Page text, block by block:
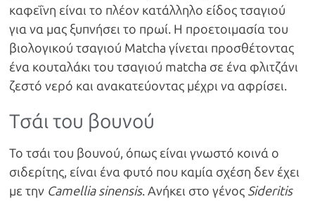
καφεΐνη είναι το πλέον κατάλληλο είδος τσαγιού
για να μας ξυπνήσει το πρωί. Η προετοιμασία του
βιολογικού τσαγιού Matcha γίνεται προσθέτοντας
ένα κουταλάκι του τσαγιού matcha σε ένα φλιτζάνι
ζεστό νερό και ανακατεύοντας μέχρι να αφρίσει.
Τσάι του βουνού
Το τσάι του βουνού, όπως είναι γνωστό κοινά ο
σιδερίτης, είναι ένα φυτό που καμία σχέση δεν έχει
με την Camellia sinensis. Ανήκει στο γένος Sideritis